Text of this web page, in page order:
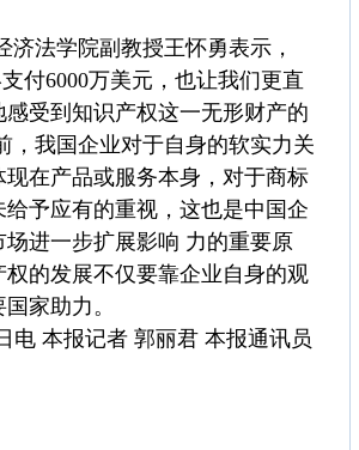
济法学院副教授王怀勇表示，
付6000万美元，也让我们更直
受到知识产权这一无形财产的
，我国企业对于自身的软实力关
在产品或服务本身，对于商标
予应有的重视，这也是中国企
场进一步扩展影响 力的重要原
权的发展不仅要靠企业自身的观
家助力。
电 本报记者 郭丽君 本报通讯员